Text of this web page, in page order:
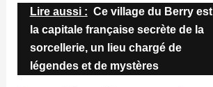
Lire aussi : Ce village du Berry est
la capitale française secrète de la
sorcellerie, un lieu chargé de
légendes et de mystères